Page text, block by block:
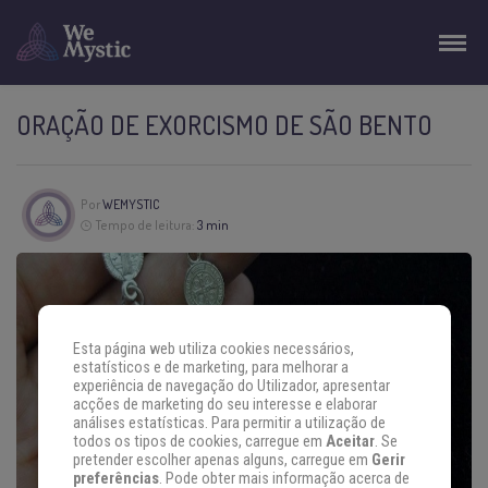
ORAÇÃO DE EXORCISMO DE SÃO BENTO
PorWEMYSTIC
Tempo de leitura: 3 min
Esta página web utiliza cookies necessários,
estatísticos e de marketing, para melhorar a
experiência de navegação do Utilizador, apresentar
acções de marketing do seu interesse e elaborar
análises estatísticas. Para permitir a utilização de
todos os tipos de cookies, carregue em Aceitar. Se
pretender escolher apenas alguns, carregue em Gerir
preferências. Pode obter mais informação acerca de